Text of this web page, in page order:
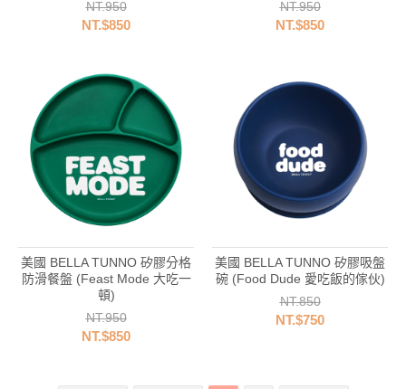
NT.950
NT.$850
NT.950
NT.$850
美國 BELLA TUNNO 矽膠分格
防滑餐盤 (Feast Mode 大吃一
頓)
NT.950
NT.$850
美國 BELLA TUNNO 矽膠吸盤
碗 (Food Dude 愛吃飯的傢伙)
NT.850
NT.$750